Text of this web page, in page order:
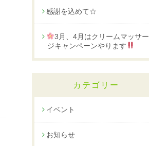
感謝を込めて☆
3月、4月はクリームマッサー
ジキャンペーンやります
カテゴリー
イベント
お知らせ